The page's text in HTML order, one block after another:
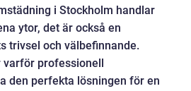
i Stockholm handlar
ytor, det är också en
trivsel och välbefinnande.
varför professionell
den perfekta lösningen för en